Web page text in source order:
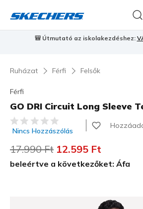
🎒 Útmutató az iskolakezdéshez:
Ruházat Férfi Felsők
Férfi
GO DRI Circuit Long Sleeve
3,6 az 5-ből ügyfélértékelés
Nincs Hozzászólás
Az ár a következőhöz
17.990 Ft címzett:
12.595 Ft
beleértve a következőket: Áfa